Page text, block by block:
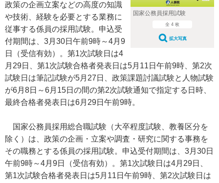
国家公務員採用試験
全 4 枚
拡大写真
政策の企画立案などの高度の知識
や技術、経験を必要とする業務に
従事する係員の採用試験。申込受
付期間は、3月30日午前9時～4月9
日（受信有効）。第1次試験日は4
月29日、第1次試験合格者発表日は5月11日午前9時、第2次
試験日は筆記試験が5月27日、政策課題討議試験と人物試験
が6月8日～6月15日の間の第2次試験通知で指定する日時、
最終合格者発表日は6月29日午前9時。
国家公務員採用総合職試験（大卒程度試験、教養区分を
除く）は、政策の企画・立案や調査・研究に関する事務を
その職務とする係員の採用試験。申込受付期間は、3月30日
午前9時～4月9日（受信有効）。第1次試験日は4月29日、
第1次試験合格者発表日は5月11日午前9時、第2次試験日は